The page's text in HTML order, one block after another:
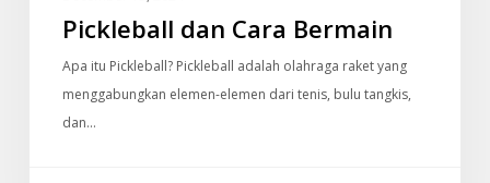
Pickleball dan Cara Bermain
Apa itu Pickleball? Pickleball adalah olahraga raket yang
menggabungkan elemen-elemen dari tenis, bulu tangkis,
dan…